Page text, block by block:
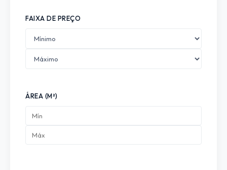
FAIXA DE PREÇO
ÁREA (M²)